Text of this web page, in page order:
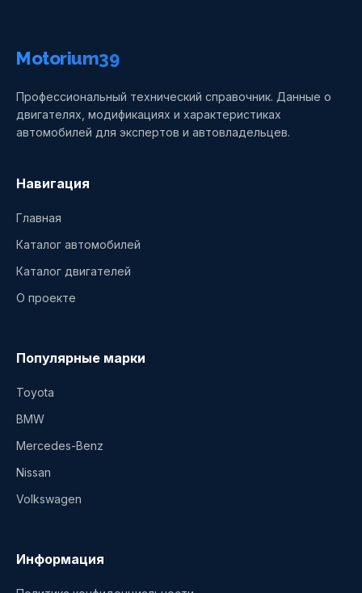
Motorium39
Профессиональный технический справочник. Данные о
двигателях, модификациях и характеристиках
автомобилей для экспертов и автовладельцев.
Навигация
Главная
Каталог автомобилей
Каталог двигателей
О проекте
Популярные марки
Toyota
BMW
Mercedes-Benz
Nissan
Volkswagen
Информация